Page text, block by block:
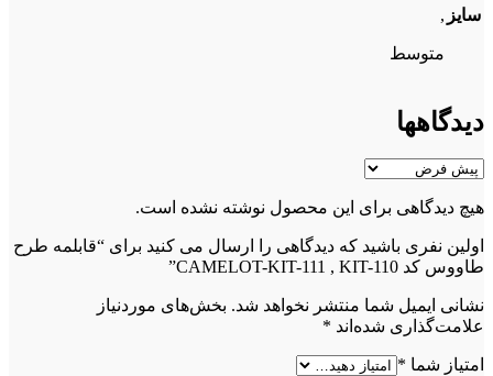
سایز ,
متوسط
دیدگاهها
هیچ دیدگاهی برای این محصول نوشته نشده است.
اولین نفری باشید که دیدگاهی را ارسال می کنید برای “قابلمه طرح
طاووس کد CAMELOT-KIT-111 , KIT-110”
نشانی ایمیل شما منتشر نخواهد شد. بخش‌های موردنیاز
علامت‌گذاری شده‌اند *
امتیاز شما *